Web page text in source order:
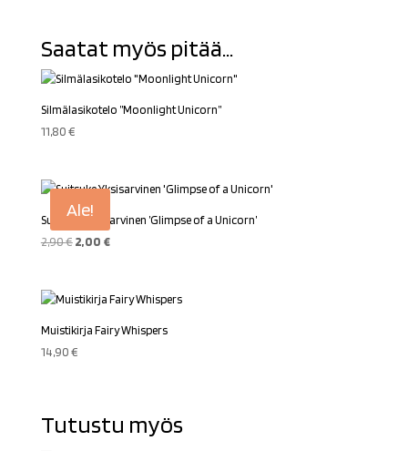
Saatat myös pitää...
Silmälasikotelo ”Moonlight Unicorn”
11,80€
Ale!
Suitsuke Yksisarvinen ’Glimpse of a Unicorn’
2,90€ Alkuperäinen
2,90 €.
2,00 €Nykyinen
2,00 €.
Muistikirja Fairy Whispers
14,90€
Tutustu myös